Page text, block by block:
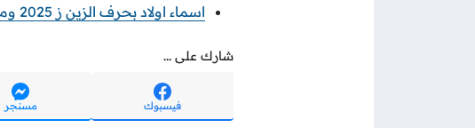
اسماء اولاد بحرف الزين ز 2025 ومعانيها
شارك على ...
فيسبوك مسنجر